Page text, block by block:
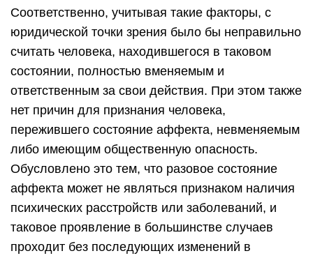
Соответственно, учитывая такие факторы, с
юридической точки зрения было бы неправильно
считать человека, находившегося в таковом
состоянии, полностью вменяемым и
ответственным за свои действия. При этом также
нет причин для признания человека,
пережившего состояние аффекта, невменяемым
либо имеющим общественную опасность.
Обусловлено это тем, что разовое состояние
аффекта может не являться признаком наличия
психических расстройств или заболеваний, и
таковое проявление в большинстве случаев
проходит без последующих изменений в